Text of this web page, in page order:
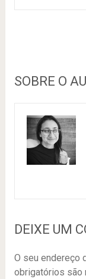
SOBRE O
DEIXE UM
O seu endereço
obrigatórios são